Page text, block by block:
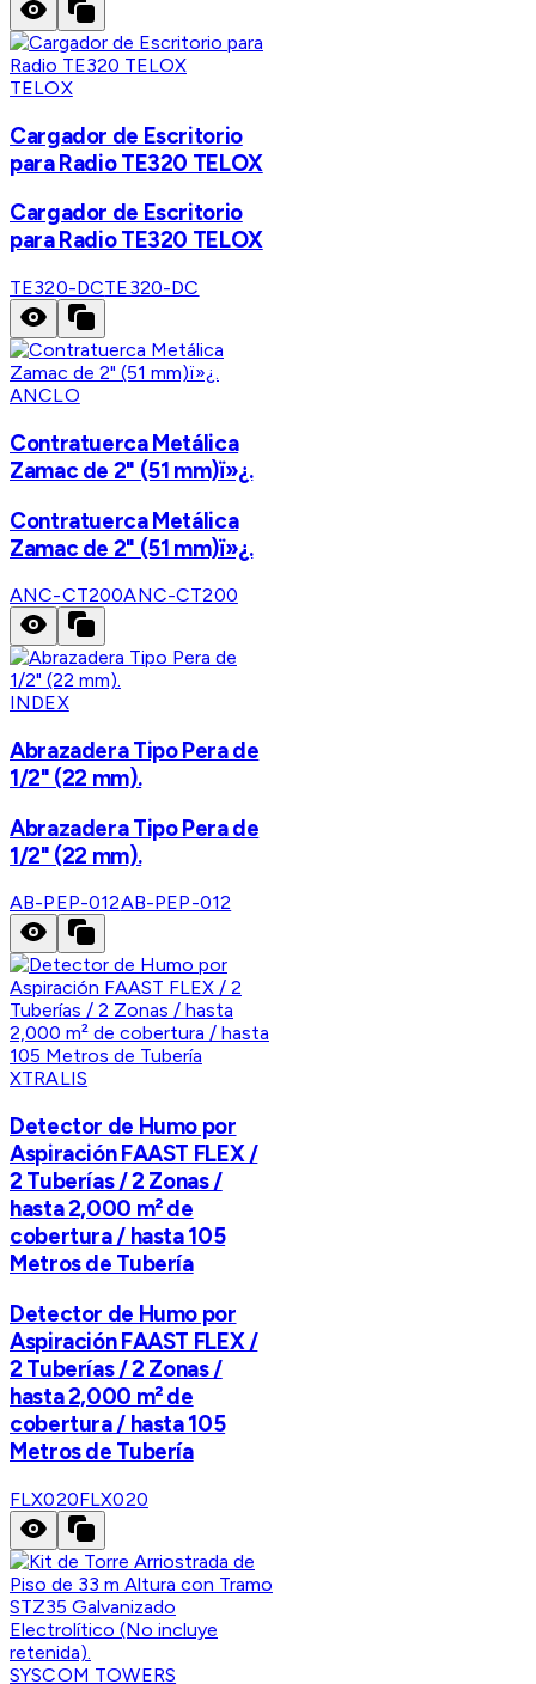
TELOX
Cargador de Escritorio
para Radio TE320 TELOX
Cargador de Escritorio
para Radio TE320 TELOX
TE320-DCTE320-DC
ANCLO
Contratuerca Metálica
Zamac de 2" (51 mm)ï»¿.
Contratuerca Metálica
Zamac de 2" (51 mm)ï»¿.
ANC-CT200ANC-CT200
INDEX
Abrazadera Tipo Pera de
1/2" (22 mm).
Abrazadera Tipo Pera de
1/2" (22 mm).
AB-PEP-012AB-PEP-012
XTRALIS
Detector de Humo por
Aspiración FAAST FLEX /
2 Tuberías / 2 Zonas /
hasta 2,000 m² de
cobertura / hasta 105
Metros de Tubería
Detector de Humo por
Aspiración FAAST FLEX /
2 Tuberías / 2 Zonas /
hasta 2,000 m² de
cobertura / hasta 105
Metros de Tubería
FLX020FLX020
SYSCOM TOWERS